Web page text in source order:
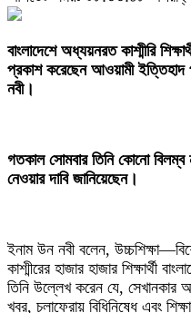
‎বাংলাদেশে অধ্যয়নরত কাশ্মীরি
প্রকাশ করেছেন আওয়ামী ইত্তিহাদ
নবী।
‎গতকাল সোমবার তিনি কোনো বিলম্ব
নেওয়ার দাবি জানিয়েছেন।
‎ইনাম উন নবী বলেন,
কাশ্মীরের হাজার হাজার শিক্ষার্থী
তিনি উল্লেখ করেন যে, সেখানকার
খবর, চলাফেরায় বিধিনিষেধ এবং